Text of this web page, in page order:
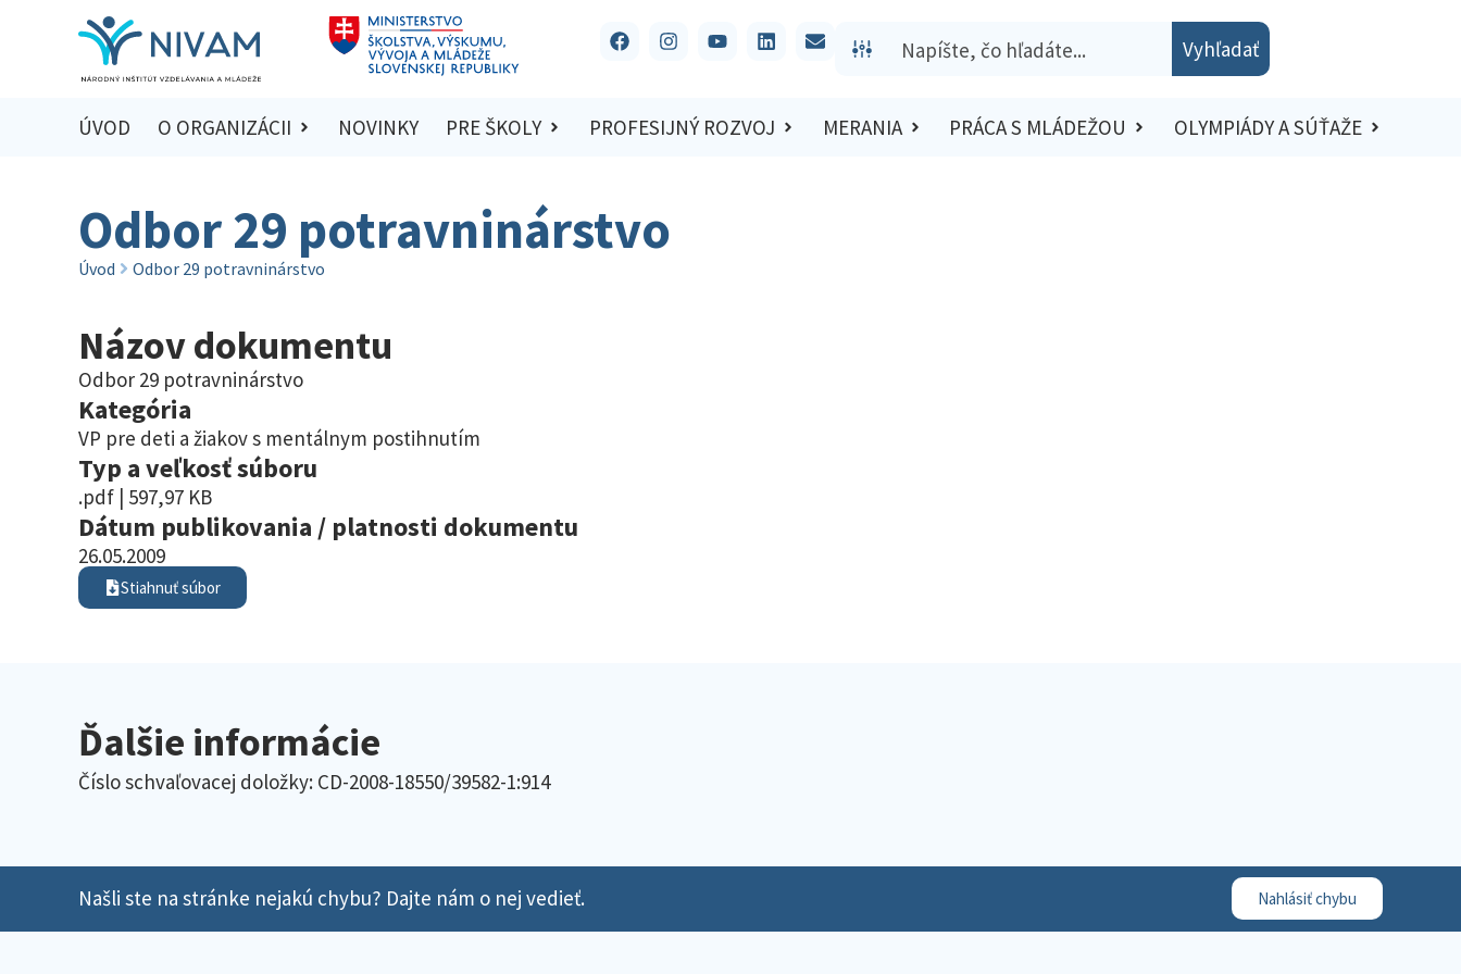
Vyhľadať
ÚVOD O ORGANIZÁCII NOVINKY PRE ŠKOLY PROFESIJNÝ ROZVOJ MERANIA PRÁCA S MLÁDEŽOU OLYMPIÁDY A SÚŤAŽE
Odbor 29 potravninárstvo
Úvod Odbor 29 potravninárstvo
Názov dokumentu
Odbor 29 potravninárstvo
Kategória
VP pre deti a žiakov s mentálnym postihnutím
Typ a veľkosť súboru
.pdf | 597,97 KB
Dátum publikovania / platnosti dokumentu
26.05.2009
Stiahnuť súbor
Ďalšie informácie
Číslo schvaľovacej doložky: CD-2008-18550/39582-1:914
Našli ste na stránke nejakú chybu? Dajte nám o nej vedieť. Nahlásiť chybu